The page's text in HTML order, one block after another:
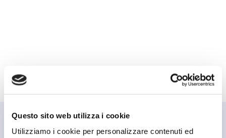
Questo sito web utilizza i cookie
Utilizziamo i cookie per personalizzare contenuti ed